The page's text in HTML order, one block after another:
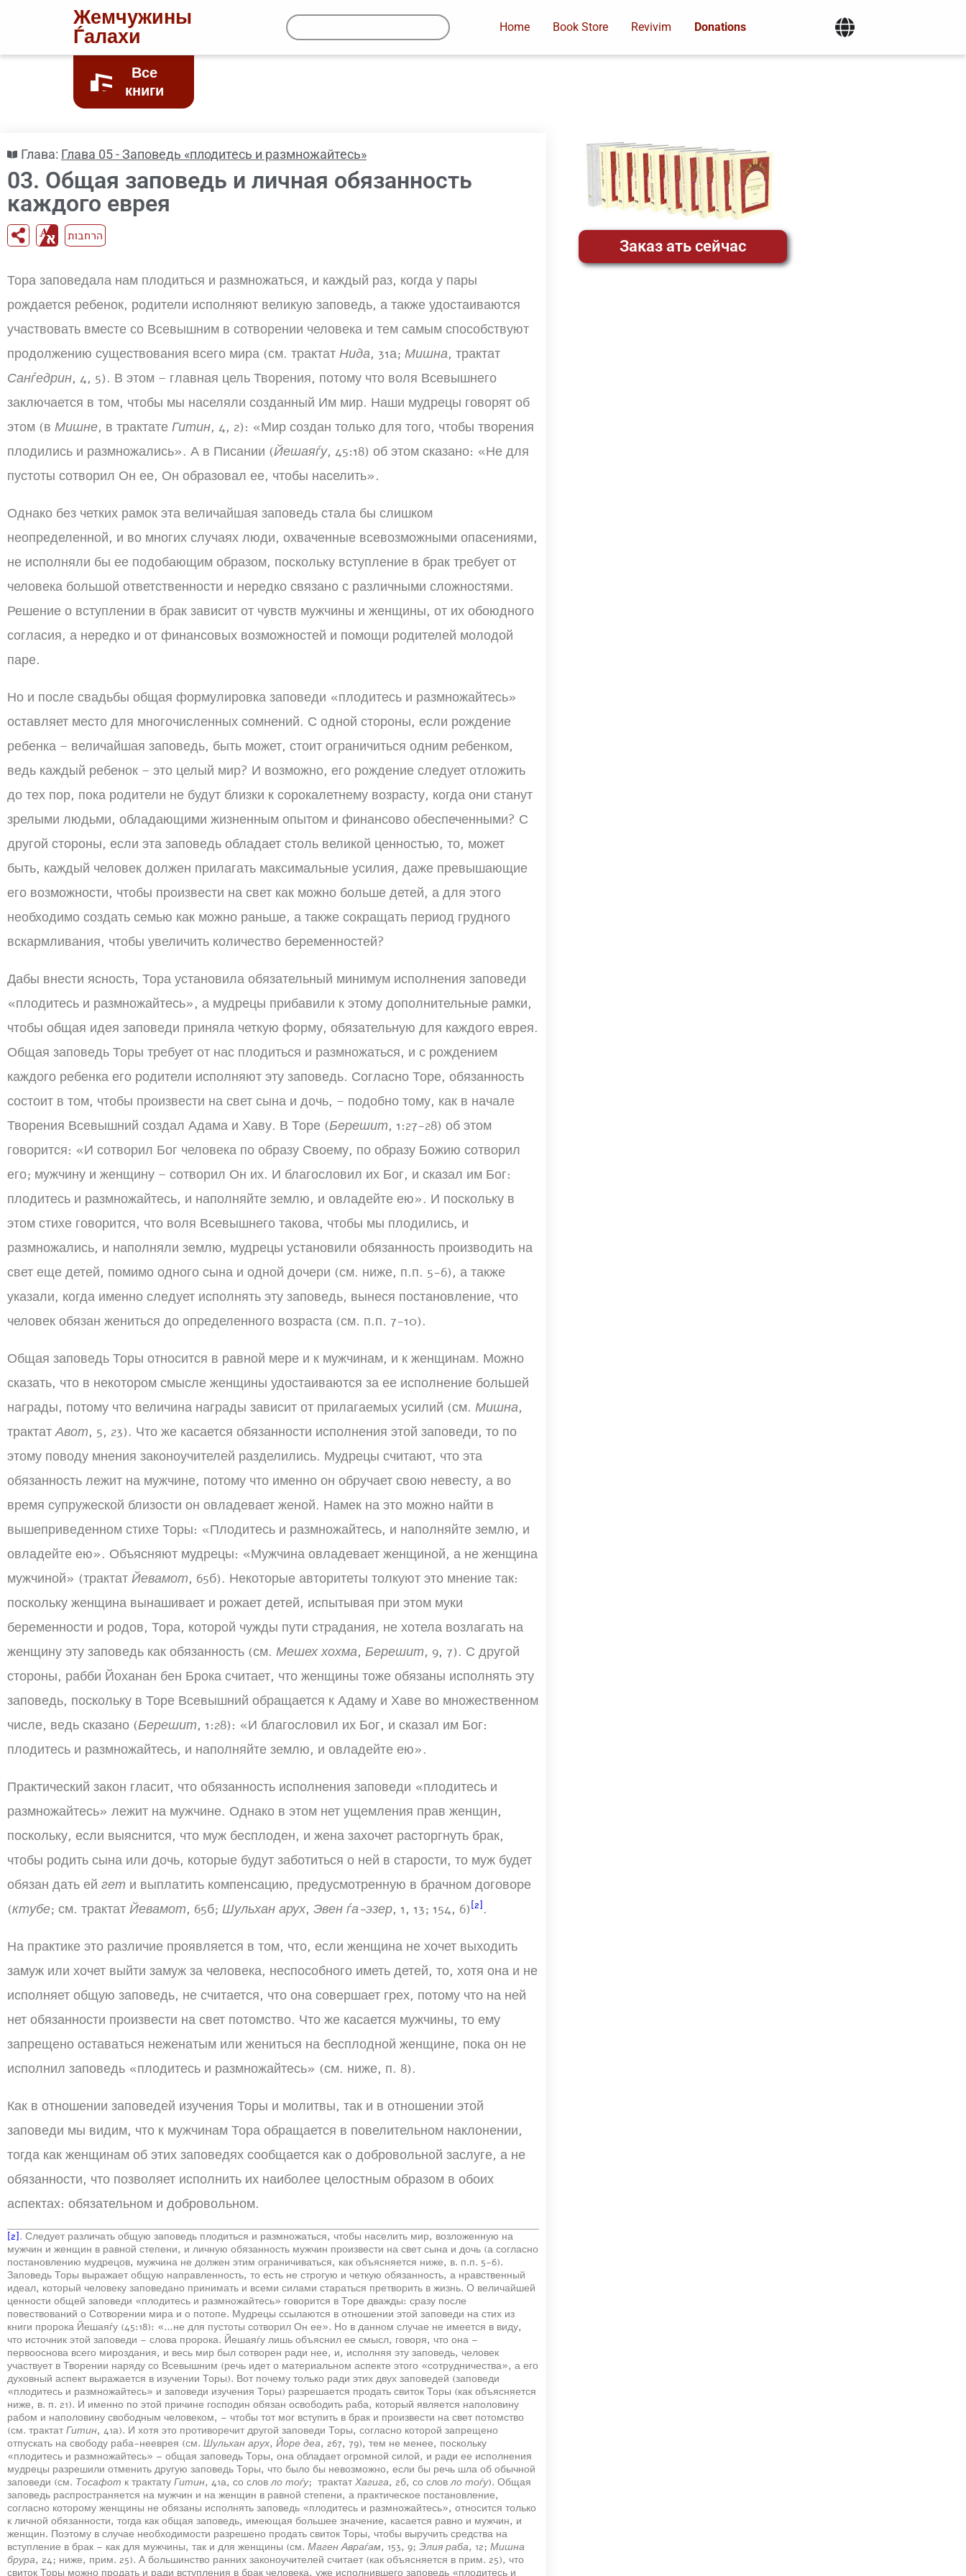
Жемчужины
Ѓалахи Home Book Store Revivim Donations
Все
книги
Глава: Глава 05 - Заповедь «плодитесь и размножайтесь»
03. Общая заповедь и личная обязанность
каждого еврея
הרחבות
Тора заповедала нам плодиться и размножаться, и каждый раз, когда у пары
рождается ребенок, родители исполняют великую заповедь, а также удостаиваются
участвовать вместе со Всевышним в сотворении человека и тем самым способствуют
продолжению существования всего мира (см. трактат Нида, 31а; Мишна, трактат
Санѓедрин, 4, 5). В этом – главная цель Творения, потому что воля Всевышнего
заключается в том, чтобы мы населяли созданный Им мир. Наши мудрецы говорят об
этом (в Мишне, в трактате Гитин, 4, 2): «Мир создан только для того, чтобы творения
плодились и размножались». А в Писании (Йешаяѓу, 45:18) об этом сказано: «Не для
пустоты сотворил Он ее, Он образовал ее, чтобы населить».
Однако без четких рамок эта величайшая заповедь стала бы слишком
неопределенной, и во многих случаях люди, охваченные всевозможными опасениями,
не исполняли бы ее подобающим образом, поскольку вступление в брак требует от
человека большой ответственности и нередко связано с различными сложностями.
Решение о вступлении в брак зависит от чувств мужчины и женщины, от их обоюдного
согласия, а нередко и от финансовых возможностей и помощи родителей молодой
паре.
Но и после свадьбы общая формулировка заповеди «плодитесь и размножайтесь»
оставляет место для многочисленных сомнений. С одной стороны, если рождение
ребенка – величайшая заповедь, быть может, стоит ограничиться одним ребенком,
ведь каждый ребенок – это целый мир? И возможно, его рождение следует отложить
до тех пор, пока родители не будут близки к сорокалетнему возрасту, когда они станут
зрелыми людьми, обладающими жизненным опытом и финансово обеспеченными? С
другой стороны, если эта заповедь обладает столь великой ценностью, то, может
быть, каждый человек должен прилагать максимальные усилия, даже превышающие
его возможности, чтобы произвести на свет как можно больше детей, а для этого
необходимо создать семью как можно раньше, а также сокращать период грудного
вскармливания, чтобы увеличить количество беременностей?
Дабы внести ясность, Тора установила обязательный минимум исполнения заповеди
«плодитесь и размножайтесь», а мудрецы прибавили к этому дополнительные рамки,
чтобы общая идея заповеди приняла четкую форму, обязательную для каждого еврея.
Общая заповедь Торы требует от нас плодиться и размножаться, и с рождением
каждого ребенка его родители исполняют эту заповедь. Согласно Торе, обязанность
состоит в том, чтобы произвести на свет сына и дочь, – подобно тому, как в начале
Творения Всевышний создал Адама и Хаву. В Торе (Берешит, 1:27-28) об этом
говорится: «И сотворил Бог человека по образу Своему, по образу Божию сотворил
его; мужчину и женщину – сотворил Он их. И благословил их Бог, и сказал им Бог:
плодитесь и размножайтесь, и наполняйте землю, и овладейте ею». И поскольку в
этом стихе говорится, что воля Всевышнего такова, чтобы мы плодились, и
размножались, и наполняли землю, мудрецы установили обязанность производить на
свет еще детей, помимо одного сына и одной дочери (см. ниже, п.п. 5-6), а также
указали, когда именно следует исполнять эту заповедь, вынеся постановление, что
человек обязан жениться до определенного возраста (см. п.п. 7-10).
Общая заповедь Торы относится в равной мере и к мужчинам, и к женщинам. Можно
сказать, что в некотором смысле женщины удостаиваются за ее исполнение большей
награды, потому что величина награды зависит от прилагаемых усилий (см. Мишна,
трактатАвот, 5, 23). Что же касается обязанности исполнения этой заповеди, то по
этому поводу мнения законоучителей разделились. Мудрецы считают, что эта
обязанность лежит на мужчине, потому что именно он обручает свою невесту, а во
время супружеской близости он овладевает женой. Намек на это можно найти в
вышеприведенном стихе Торы: «Плодитесь и размножайтесь, и наполняйте землю, и
овладейте ею». Объясняют мудрецы: «Мужчина овладевает женщиной, а не женщина
мужчиной» (трактат Йевамот, 65б). Некоторые авторитеты толкуют это мнение так:
поскольку женщина вынашивает и рожает детей, испытывая при этом муки
беременности и родов, Тора, которой чужды пути страдания, не хотела возлагать на
женщину эту заповедь как обязанность (см. Мешех хохма, Берешит, 9, 7). С другой
стороны, рабби Йоханан бен Брока считает, что женщины тоже обязаны исполнять эту
заповедь, поскольку в Торе Всевышний обращается к Адаму и Хаве во множественном
числе, ведь сказано (Берешит, 1:28): «И благословил их Бог, и сказал им Бог:
плодитесь и размножайтесь, и наполняйте землю, и овладейте ею».
Практический закон гласит, что обязанность исполнения заповеди «плодитесь и
размножайтесь» лежит на мужчине. Однако в этом нет ущемления прав женщин,
поскольку, если выяснится, что муж бесплоден, и жена захочет расторгнуть брак,
чтобы родить сына или дочь, которые будут заботиться о ней в старости, то муж будет
обязан дать ей гет и выплатить компенсацию, предусмотренную в брачном договоре
(ктубе; см. трактат Йевамот, 65б; Шульхан арух, Эвен ѓа-эзер, 1, 13; 154, 6) [2] .
На практике это различие проявляется в том, что, если женщина не хочет выходить
замуж или хочет выйти замуж за человека, неспособного иметь детей, то, хотя она и не
исполняет общую заповедь, не считается, что она совершает грех, потому что на ней
нет обязанности произвести на свет потомство. Что же касается мужчины, то ему
запрещено оставаться неженатым или жениться на бесплодной женщине, пока он не
исполнил заповедь «плодитесь и размножайтесь» (см. ниже, п. 8).
Как в отношении заповедей изучения Торы и молитвы, так и в отношении этой
заповеди мы видим, что к мужчинам Тора обращается в повелительном наклонении,
тогда как женщинам об этих заповедях сообщается как о добровольной заслуге, а не
обязанности, что позволяет исполнить их наиболее целостным образом в обоих
аспектах: обязательном и добровольном.
[2]. Следует различать общую заповедь плодиться и размножаться, чтобы населить мир, возложенную на
мужчин и женщин в равной степени, и личную обязанность мужчин произвести на свет сына и дочь (а согласно
постановлению мудрецов, мужчина не должен этим ограничиваться, как объясняется ниже, в. п.п. 5-6).
Заповедь Торы выражает общую направленность, то есть не строгую и четкую обязанность, а нравственный
идеал, который человеку заповедано принимать и всеми силами стараться претворить в жизнь. О величайшей
ценности общей заповеди «плодитесь и размножайтесь» говорится в Торе дважды: сразу после
повествований о Сотворении мира и о потопе. Мудрецы ссылаются в отношении этой заповеди на стих из
книги пророка Йешаяѓу (45:18): «…не для пустоты сотворил Он ее». Но в данном случае не имеется в виду,
что источник этой заповеди – слова пророка. Йешаяѓу лишь объяснил ее смысл, говоря, что она –
первооснова всего мироздания, и весь мир был сотворен ради нее, и, исполняя эту заповедь, человек
участвует в Творении наряду со Всевышним (речь идет о материальном аспекте этого «сотрудничества», а его
духовный аспект выражается в изучении Торы). Вот почему только ради этих двух заповедей (заповеди
«плодитесь и размножайтесь» и заповеди изучения Торы) разрешается продать свиток Торы (как объясняется
ниже, в. п. 21). И именно по этой причине господин обязан освободить раба, который является наполовину
рабом и наполовину свободным человеком, – чтобы тот мог вступить в брак и произвести на свет потомство
(см. трактат Гитин, 41а). И хотя это противоречит другой заповеди Торы, согласно которой запрещено
отпускать на свободу раба-нееврея (см. Шульхан арух, Йоре деа, 267, 79), тем не менее, поскольку
«плодитесь и размножайтесь» – общая заповедь Торы, она обладает огромной силой, и ради ее исполнения
мудрецы разрешили отменить другую заповедь Торы, что было бы невозможно, если бы речь шла об обычной
заповеди (см. Тосафот к трактату Гитин, 41а, со словло тоѓу; трактат Хагига, 2б, со словло тоѓу). Общая
заповедь распространяется на мужчин и на женщин в равной степени, а практическое постановление,
согласно которому женщины не обязаны исполнять заповедь «плодитесь и размножайтесь», относится только
к личной обязанности, тогда как общая заповедь, имеющая большее значение, касается равно и мужчин, и
женщин. Поэтому в случае необходимости разрешено продать свиток Торы, чтобы выручить средства на
вступление в брак – как для мужчины, так и для женщины (см. Маген Авраѓам, 153, 9; Элия раба, 12; Мишна
брура, 24; ниже, прим. 25). А большинство ранних законоучителей считает (как объясняется в прим. 25), что
свиток Торы можно продать и ради вступления в брак человека, уже исполнившего заповедь «плодитесь и
Заказ ать сейчас